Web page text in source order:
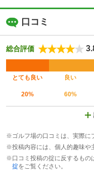
口コミ
総合評価
とても良い 良い
20% 60%
※ゴルフ場の口コミは、実際に
※投稿内容には、個人的趣味や
※口コミ投稿の掟に反するもの
掟をご覧ください。